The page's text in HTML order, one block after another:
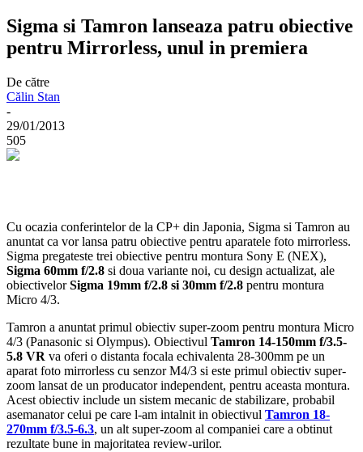
Sigma si Tamron lanseaza patru obiective
pentru Mirrorless, unul in premiera
De către
Călin Stan
-
29/01/2013
505
Cu ocazia conferintelor de la CP+ din Japonia, Sigma si Tamron au
anuntat ca vor lansa patru obiective pentru aparatele foto mirrorless.
Sigma pregateste trei obiective pentru montura Sony E (NEX),
Sigma 60mm f/2.8 si doua variante noi, cu design actualizat, ale
obiectivelorSigma 19mm f/2.8 si 30mm f/2.8 pentru montura
Micro 4/3.
Tamron a anuntat primul obiectiv super-zoom pentru montura Micro
4/3 (Panasonic si Olympus). Obiectivul Tamron 14-150mm f/3.5-
5.8 VR va oferi o distanta focala echivalenta 28-300mm pe un
aparat foto mirrorless cu senzor M4/3 si este primul obiectiv super-
zoom lansat de un producator independent, pentru aceasta montura.
Acest obiectiv include un sistem mecanic de stabilizare, probabil
asemanator celui pe care l-am intalnit in obiectivul Tamron 18-
270mm f/3.5-6.3, un alt super-zoom al companiei care a obtinut
rezultate bune in majoritatea review-urilor.